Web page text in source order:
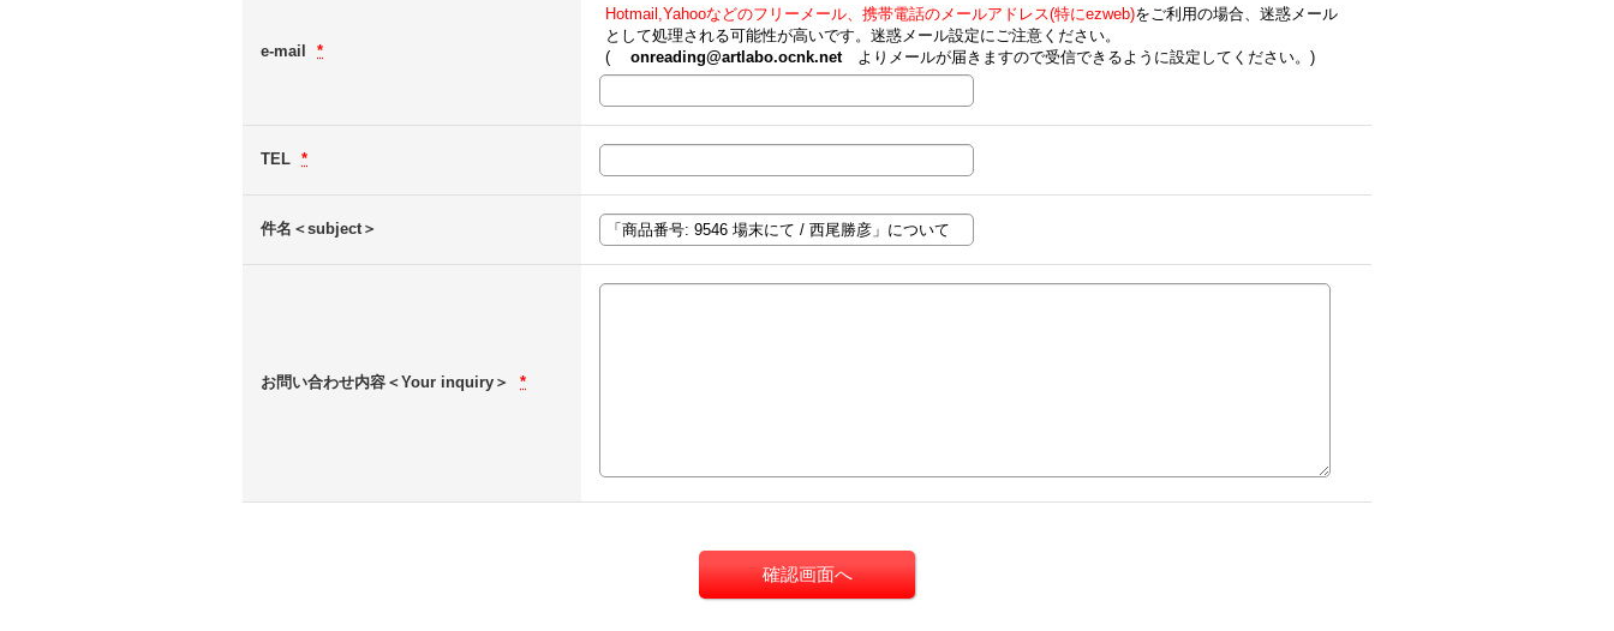
e-mail *
Hotmail,Yahooなどのフリーメール、携帯電話のメールアドレス(特にezweb)をご利用の場合、迷惑メール
として処理される可能性が高いです。迷惑メール設定にご注意ください。
( onreading@artlabo.ocnk.netよりメールが届きますので受信できるように設定してください。)
TEL *
件名＜subject＞
お問い合わせ内容＜Your inquiry＞ *